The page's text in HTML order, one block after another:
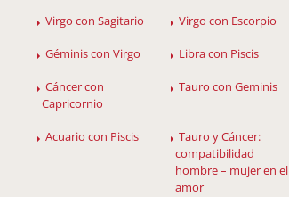
Virgo con Sagitario Virgo con Escorpio
Géminis con Virgo Libra con Piscis
Cáncer con
Capricornio
Tauro con Geminis
Acuario con Piscis
Tauro y Cáncer:
compatibilidad
hombre – mujer en el
amor